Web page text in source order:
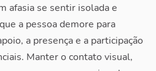
afasia se sentir isolada e
a pessoa demore para
a presença e a participação
Manter o contato visual,